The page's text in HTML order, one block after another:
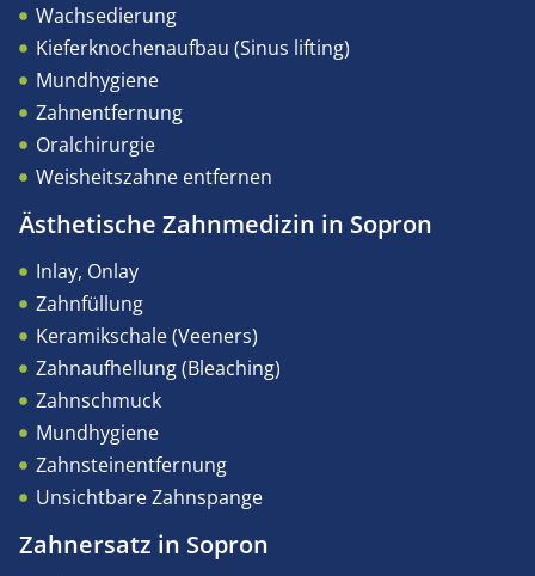
Wachsedierung
Kieferknochenaufbau (Sinus lifting)
Mundhygiene
Zahnentfernung
Oralchirurgie
Weisheitszahne entfernen
Ästhetische Zahnmedizin in Sopron
Inlay, Onlay
Zahnfüllung
Keramikschale (Veeners)
Zahnaufhellung (Bleaching)
Zahnschmuck
Mundhygiene
Zahnsteinentfernung
Unsichtbare Zahnspange
Zahnersatz in Sopron